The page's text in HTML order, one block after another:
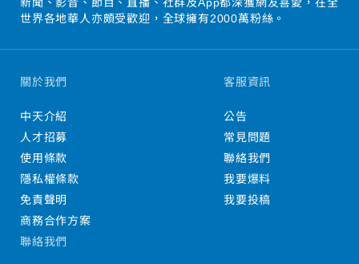
世界各地華人亦頗受歡迎，全球擁有2000萬粉絲。
關於我們
中天介紹
人才招募
使用條款
隱私權條款
免責聲明
商務合作方案
客服資訊
公告
常見問題
聯絡我們
我要爆料
我要投稿
聯絡我們